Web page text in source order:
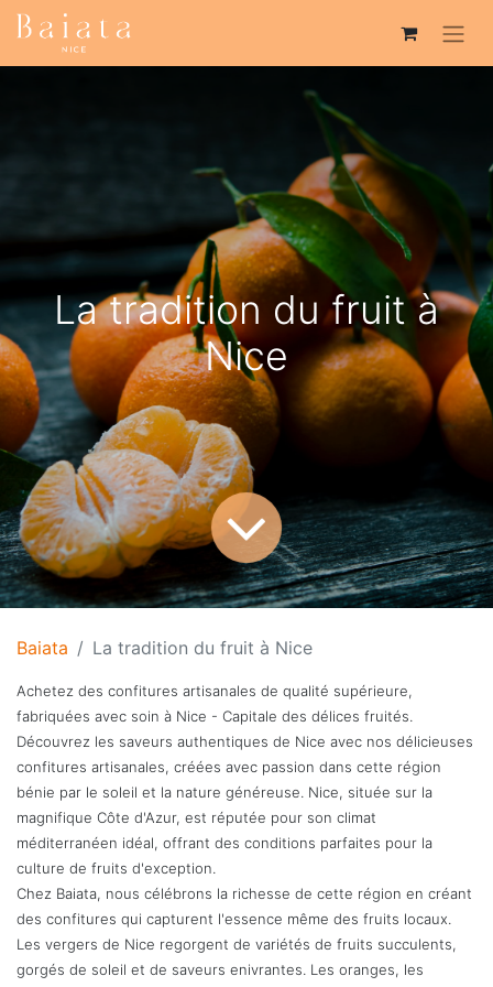
La tradition du fruit à
Nice
Baiata La tradition du fruit à Nice
Achetez des confitures artisanales de qualité supérieure,
fabriquées avec soin à Nice - Capitale des délices fruités.
Découvrez les saveurs authentiques de Nice avec nos délicieuses
confitures artisanales, créées avec passion dans cette région
bénie par le soleil et la nature généreuse. Nice, située sur la
magnifique Côte d'Azur, est réputée pour son climat
méditerranéen idéal, offrant des conditions parfaites pour la
culture de fruits d'exception.
Chez Baiata, nous célébrons la richesse de cette région en créant
des confitures qui capturent l'essence même des fruits locaux.
Les vergers de Nice regorgent de variétés de fruits succulents,
gorgés de soleil et de saveurs enivrantes. Les oranges, les